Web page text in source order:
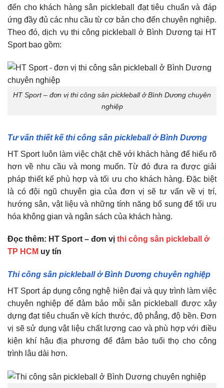
đến cho khách hàng sân pickleball đạt tiêu chuẩn và đáp
ứng đầy đủ các nhu cầu từ cơ bản cho đến chuyên nghiệp.
Theo đó, dịch vụ thi công pickleball ở Bình Dương tại HT
Sport bao gồm:
HT Sport – đơn vị thi công sân pickleball ở Bình Dương chuyên
nghiệp
Tư vấn thiết kế thi công sân pickleball ở Bình Dương
HT Sport luôn làm việc chặt chẽ với khách hàng để hiểu rõ
hơn về nhu cầu và mong muốn. Từ đó đưa ra được giải
pháp thiết kế phù hợp và tối ưu cho khách hàng. Đặc biệt
là có đội ngũ chuyên gia của đơn vị sẽ tư vấn về vị trí,
hướng sân, vật liệu và những tính năng bổ sung để tối ưu
hóa không gian và ngân sách của khách hàng.
Đọc thêm: HT Sport – đơn vị thi công sân pickleball ở
TP HCM uy tín
Thi công sân pickleball ở Bình Dương chuyên nghiệp
HT Sport áp dụng công nghệ hiện đại và quy trình làm việc
chuyên nghiệp để đảm bảo mỗi sân pickleball được xây
dựng đạt tiêu chuẩn về kích thước, độ phẳng, độ bền. Đơn
vị sẽ sử dụng vật liệu chất lượng cao và phù hợp với điều
kiện khí hậu địa phương để đảm bảo tuổi thọ cho công
trình lâu dài hơn.